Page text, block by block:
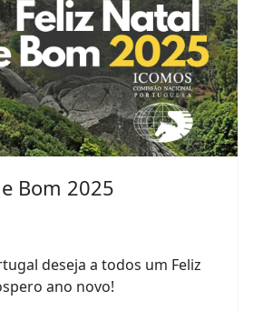
Bom 2025
deseja a todos um Feliz
ano novo!